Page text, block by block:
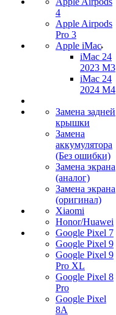
4
Apple Airpods
Pro 3
Apple iMac
iMac 24
2023 M3
iMac 24
2024 M4
Замена задней
крышки
Замена
аккумулятора
(Без ошибки)
Замена экрана
(аналог)
Замена экрана
(оригинал)
Xiaomi
Honor/Huawei
Google Pixel 7
Google Pixel 9
Google Pixel 9
Pro XL
Google Pixel 8
Pro
Google Pixel
8A